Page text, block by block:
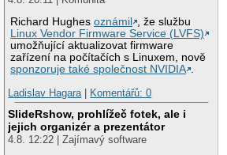
Richard Hughesoznámil
, že službu
Linux Vendor Firmware Service (LVFS)
umožňující aktualizovat firmware
zařízení na počítačích s Linuxem, nově
sponzoruje také společnost NVIDIA .
Ladislav Hagara| Komentářů: 0
SlideRshow, prohlížeč fotek, ale i
jejich organizér a prezentátor
4.8. 12:22 | Zajímavý software